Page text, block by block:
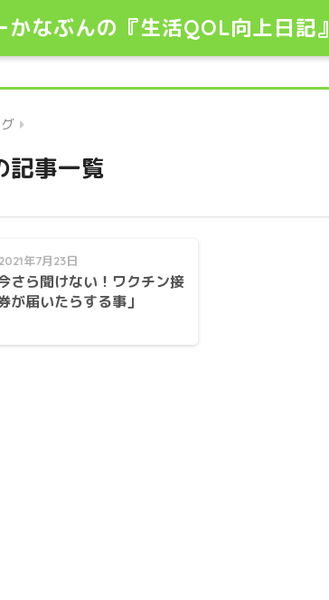
かなぶんの『生活QOL向上日記』
記事一覧
2021年7月23日
さら聞けない！ワクチン接
が届いたらする事」